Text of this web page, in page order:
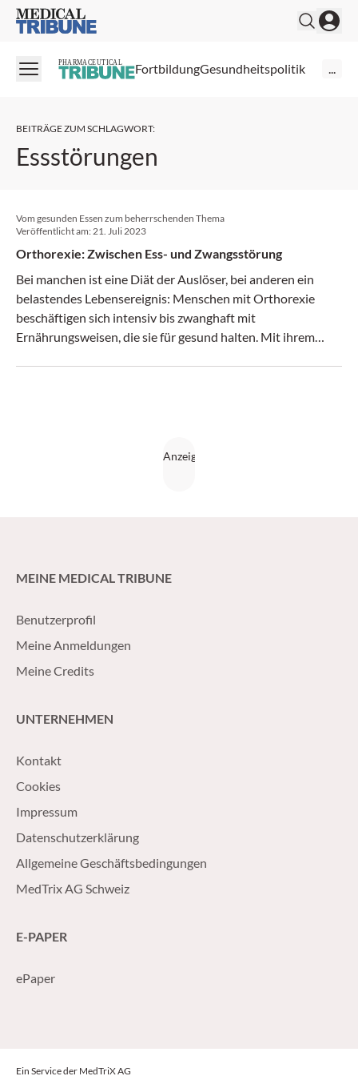
Medical Tribune
PHARMACEUTICAL FortbildungGesundheitspolitik ...
BEITRÄGE ZUM SCHLAGWORT:
Essstörungen
Vom gesunden Essen zum beherrschenden Thema
Veröffentlicht am: 21. Juli 2023
Orthorexie: Zwischen Ess- und Zwangsstörung
Bei manchen ist eine Diät der Auslöser, bei anderen ein
belastendes Lebensereignis: Menschen mit Orthorexie
beschäftigen sich intensiv bis zwanghaft mit
Ernährungsweisen, die sie für gesund halten. Mit ihrem
MEINE MEDICAL TRIBUNE
Benutzerprofil
Meine Anmeldungen
Meine Credits
UNTERNEHMEN
Kontakt
Cookies
Impressum
Datenschutzerklärung
Allgemeine Geschäftsbedingungen
MedTrix AG Schweiz
E-PAPER
ePaper
Ein Service der MedTriX AG